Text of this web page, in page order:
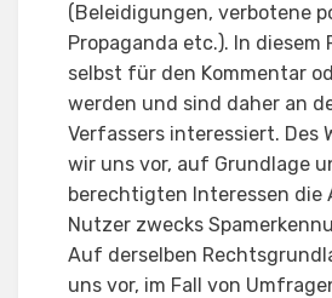
(Beleidigungen, verbotene
Propaganda etc.). In diesem
selbst für den Kommentar
werden und sind daher an
Verfassers interessiert. Des
wir uns vor, auf Grundlage
berechtigten Interessen die
Nutzer zwecks
Auf derselben
uns vor, im Fall von